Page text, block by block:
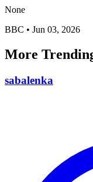
None
BBC • Jun 03, 2026
More
sabalenka